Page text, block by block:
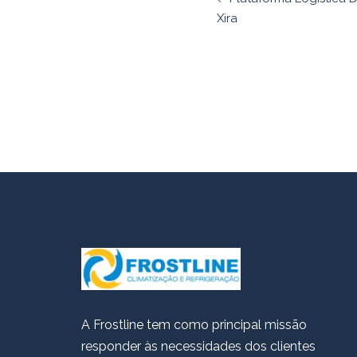
Xira
A Frostline tem como principal missão
responder às necessidades dos clientes